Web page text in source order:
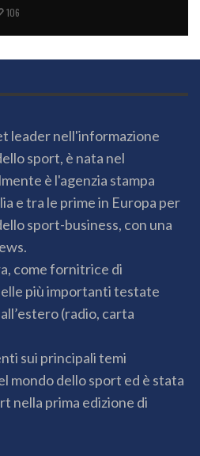
106
leader nell'informazione
sport, è nata nel
è l'agenzia stampa
e tra le prime in Europa per
sport-business, con una
come fornitrice di
più importanti testate
(radio, carta
sui principali temi
mondo dello sport ed è stata
nella prima edizione di